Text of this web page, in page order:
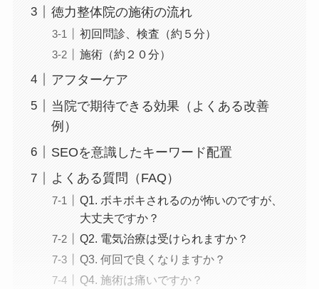
徳力整体院の施術の流れ
初回問診、検査（約５分）
施術（約２０分）
アフターケア
当院で期待できる効果（よくある改善
例）
SEOを意識したキーワード配置
よくある質問（FAQ）
Q1. ボキボキされるのが怖いのですが、
大丈夫ですか？
Q2. 電気治療は受けられますか？
Q3. 何回で良くなりますか？
Q4. 施術は痛いですか？